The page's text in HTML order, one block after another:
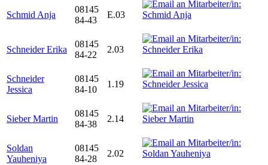
Schmid Anja
08145
84-43
E.03
Schneider Erika
08145
84-22
2.03
Schneider
Jessica
08145
84-10
1.19
Sieber Martin
08145
84-38
2.14
Soldan
Yauheniya
08145
84-28
2.02